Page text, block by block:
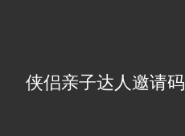
侠侣亲子达人邀请码